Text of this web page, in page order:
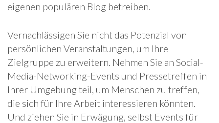
eigenen populären Blog betreiben.
Vernachlässigen Sie nicht das Potenzial von
persönlichen Veranstaltungen, um Ihre
Zielgruppe zu erweitern. Nehmen Sie an Social-
Media-Networking-Events und Pressetreffen in
Ihrer Umgebung teil, um Menschen zu treffen,
die sich für Ihre Arbeit interessieren könnten.
Und ziehen Sie in Erwägung, selbst Events für